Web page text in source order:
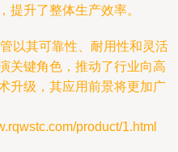
提升了整体生产效率。
以其可靠性、耐用性和灵活
关键角色，推动了行业向高
升级，其应用前景将更加广
product/1.html